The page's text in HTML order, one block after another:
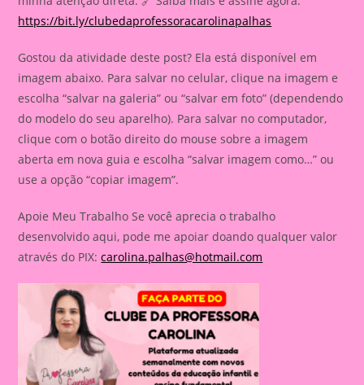
https://bit.ly/clubedaprofessoracarolinapalhas
Gostou da atividade deste post? Ela está disponível em
imagem abaixo. Para salvar no celular, clique na imagem e
escolha “salvar na galeria” ou “salvar em foto” (dependendo
do modelo do seu aparelho). Para salvar no computador,
clique com o botão direito do mouse sobre a imagem
aberta em nova guia e escolha “salvar imagem como…” ou
use a opção “copiar imagem”.
Apoie Meu Trabalho Se você aprecia o trabalho
desenvolvido aqui, pode me apoiar doando qualquer valor
através do PIX:carolina.palhas@hotmail.com